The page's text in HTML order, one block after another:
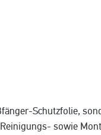
Schutzfolie,
sowie